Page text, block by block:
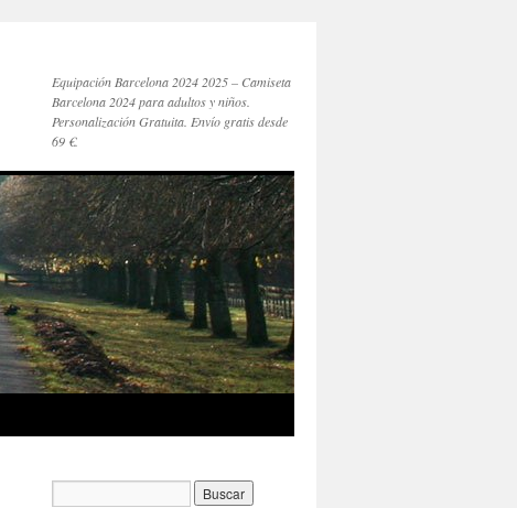
Equipación Barcelona 2024 2025 – Camiseta
Barcelona 2024 para adultos y niños.
Personalización Gratuita. Envío gratis desde
69 €.